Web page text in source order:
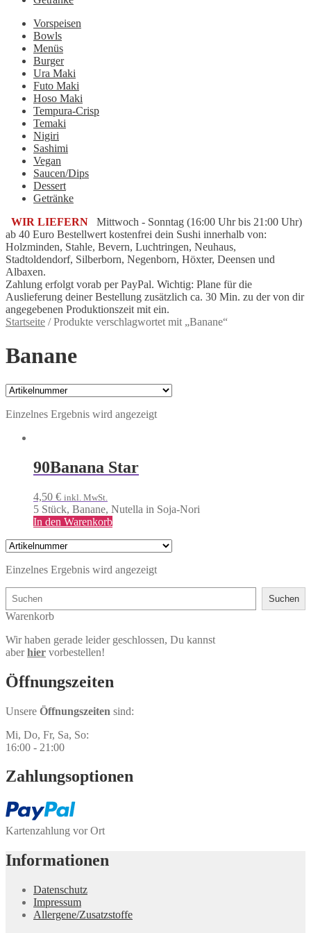
Vorspeisen
Bowls
Menüs
Burger
Ura Maki
Futo Maki
Hoso Maki
Tempura-Crisp
Temaki
Nigiri
Sashimi
Vegan
Saucen/Dips
Dessert
Getränke
WIR LIEFERN
Mittwoch - Sonntag (16:00 Uhr bis 21:00 Uhr)
ab 40 Euro Bestellwert kostenfrei dein Sushi innerhalb von:
Holzminden, Stahle, Bevern, Luchtringen, Neuhaus,
Stadtoldendorf, Silberborn, Negenborn, Höxter, Deensen und
Albaxen.
Zahlung erfolgt vorab per PayPal. Wichtig: Plane für die
Auslieferung deiner Bestellung zusätzlich ca. 30 Min. zu der von dir
angegebenen Produktionszeit mit ein.
Startseite /Produkte verschlagwortet mit „Banane“
Banane
Einzelnes Ergebnis wird angezeigt
90Banana Star
4,50 € inkl. MwSt.
5 Stück, Banane, Nutella in Soja-Nori
In den Warenkorb
Einzelnes Ergebnis wird angezeigt
Suchen
Suchen
Warenkorb
Wir haben gerade leider geschlossen, Du kannst
aberhier vorbestellen!
Öffnungs­zeiten
Unsere Öffnungszeiten sind:
Mi, Do, Fr, Sa, So:
16:00 - 21:00
Zahlungs­optionen
Kartenzahlung vor Ort
Informationen
Datenschutz
Impressum
Allergene/Zusatzstoffe